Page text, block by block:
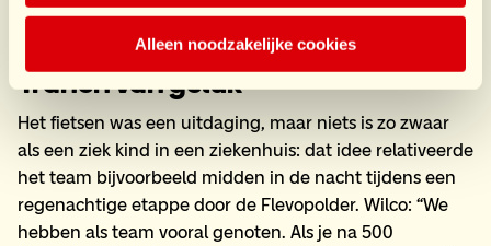
Alleen noodzakelijke cookies
Tranen van geluk
Het fietsen was een uitdaging, maar niets is zo zwaar
als een ziek kind in een ziekenhuis: dat idee relativeerde
het team bijvoorbeeld midden in de nacht tijdens een
regenachtige etappe door de Flevopolder. Wilco: “We
hebben als team vooral genoten. Als je na 500